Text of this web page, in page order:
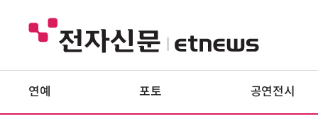
연예 포토 공연전시